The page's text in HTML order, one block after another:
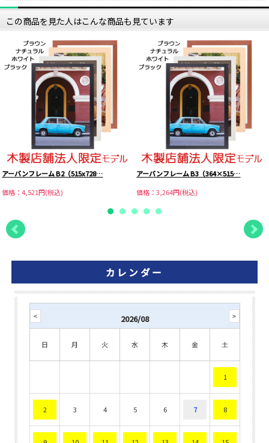
この商品を見た人はこんな商品も見ています
アーバンフレーム B2（515x728…
価格：4,521円(税込)
アーバンフレーム B3（364×515…
価格：3,264円(税込)
カレンダー